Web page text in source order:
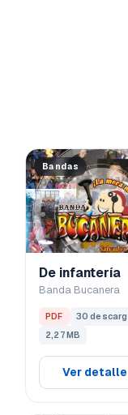
Bandas
De infantería
Banda Bucanera
PDF
30
2,27 MB
Ver detalle